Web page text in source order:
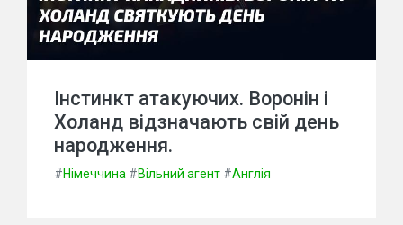
Інстинкт атакуючих. Воронін і
Холанд відзначають свій день
народження.
#Німеччина #Вільний агент #Англія